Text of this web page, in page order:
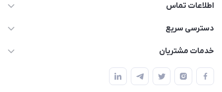
اطلاعات تماس
09398557137
سمت چپ (فروشگاه صوتی عباسی) - "تحویل حضوری فقط با
هماهنگی"
دسترسی سریع
لیست محصولات
حساب کاربری
خدمات مشتریان
راهنما
پرسش های شما